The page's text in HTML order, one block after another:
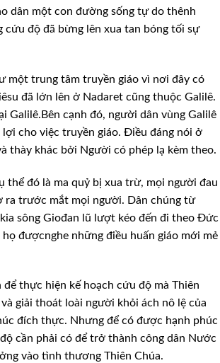
dân một con đường sống tự do thênh
cứu độ đã bừng lên xua tan bóng tối sự
một trung tâm truyền giáo vì nơi đây có
đã lớn lên ở Nadaret cũng thuộc Galilê.
Galilê.Bên cạnh đó, người dân vùng Galilê
cho việc truyền giáo. Điều đáng nói ở
thày khác bởi Người có phép lạ kèm theo.
thể đó là ma quỷ bị xua trừ, mọi người đau
ra trước mắt mọi người. Dân chúng từ
sông Giođan lũ lượt kéo đến đi theo Đức
đượcnghe những điều huấn giáo mới mẻ
để thực hiện kế hoạch cứu độ mà Thiên
giải thoát loài người khỏi ách nô lệ của
đích thực. Nhưng để có được hạnh phúc
cần phải có để trở thành công dân Nước
vào tình thương Thiên Chúa.